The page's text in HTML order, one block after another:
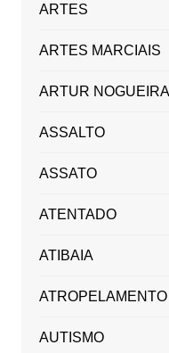
ARTES
ARTES MARCIAIS
ARTUR NOGUEIRA
ASSALTO
ASSATO
ATENTADO
ATIBAIA
ATROPELAMENTO
AUTISMO